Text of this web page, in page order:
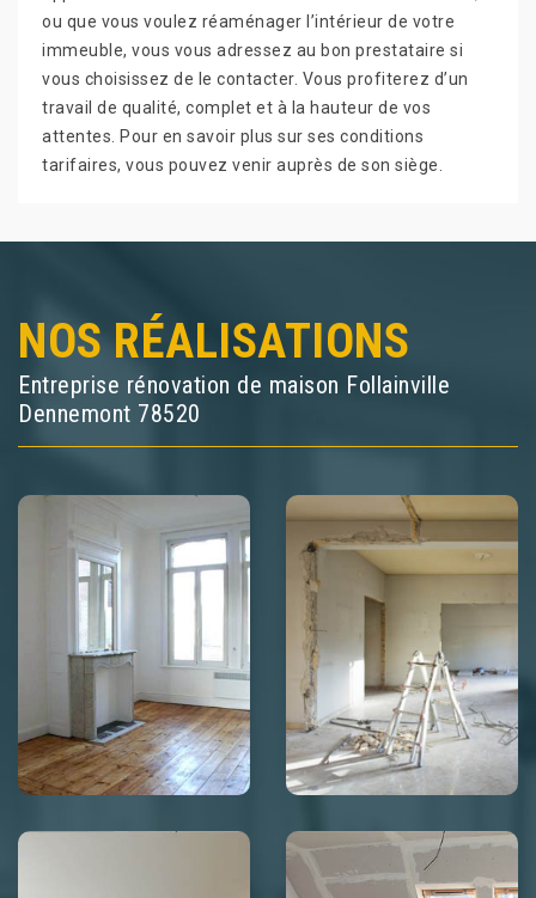
ou que vous voulez réaménager l’intérieur de votre
immeuble, vous vous adressez au bon prestataire si
vous choisissez de le contacter. Vous profiterez d’un
travail de qualité, complet et à la hauteur de vos
attentes. Pour en savoir plus sur ses conditions
tarifaires, vous pouvez venir auprès de son siège.
NOS RÉALISATIONS
Entreprise rénovation de maison Follainville
Dennemont 78520